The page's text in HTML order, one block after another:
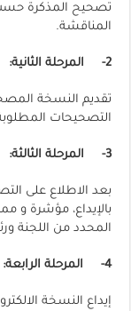
تصحيح المذكرة
المناقشة.
2- المرحلة الثانية:
تقديم النسخة
التصحيحات
3- المرحلة الثالثة:
بعد الاطلاع على
بالإيداع، مؤشرة
المحدد من اللجنة
4- المرحلة الرابعة:
إيداع النسخة